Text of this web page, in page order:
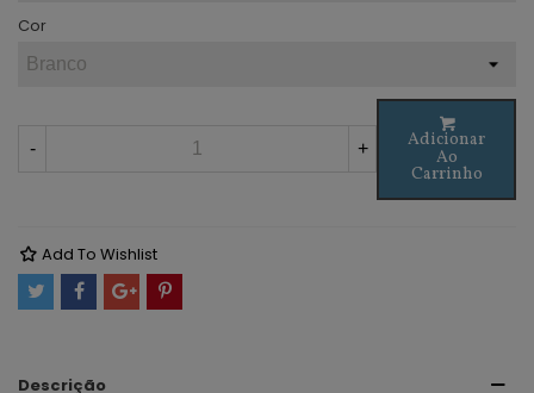
Cor
- + Adicionar
Ao
Carrinho
Add To Wishlist
Descrição